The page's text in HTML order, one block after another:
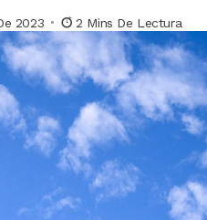
2023 2 Mins De Lectura